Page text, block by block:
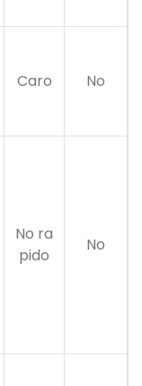
Caro No
No ra
pido
No